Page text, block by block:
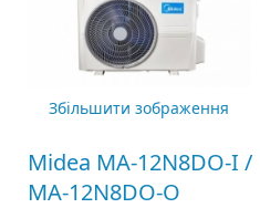
Збільшити зображення
Midea MA-12N8DO-I /
MA-12N8DO-O